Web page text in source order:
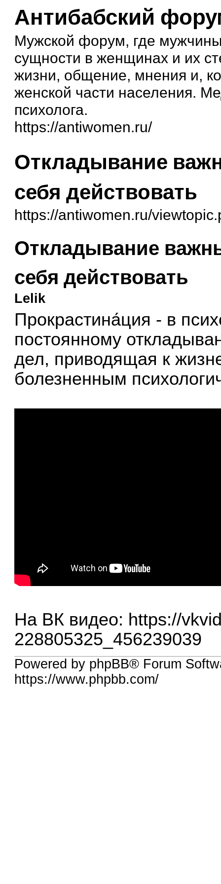
Антибабский
Мужской форум, где
сущности в женщинах и их
жизни, общение, мнения и,
женской части населения.
психолога.
https://antiwomen.ru/
Откладывание
себя действовать
https://antiwomen.ru/
Откладывание
себя действовать
Lelik
Прокрастина́ция - в
постоянному
дел, приводящая к
болезненным
На ВК видео: https://
228805325_456239039
Powered by phpBB® Forum
https://www.phpbb.com/